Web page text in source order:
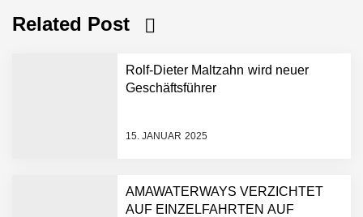
Related Post
Rolf-Dieter Maltzahn wird neuer
Geschäftsführer
15. JANUAR 2025
AMAWATERWAYS VERZICHTET
AUF EINZELFAHRTEN AUF